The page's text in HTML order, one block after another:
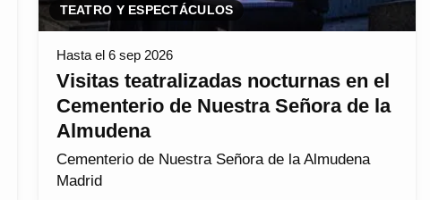
TEATRO Y ESPECTÁCULOS
Hasta el 6 sep 2026
Visitas teatralizadas nocturnas en el
Cementerio de Nuestra Señora de la
Almudena
Cementerio de Nuestra Señora de la Almudena
Madrid